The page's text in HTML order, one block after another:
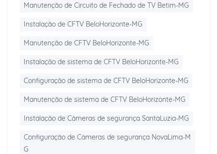
Manutenção de Circuito de Fechado de TV Betim-MG
Instalação de CFTV BeloHorizonte-MG
Manutenção de CFTV BeloHorizonte-MG
Instalação de sistema de CFTV BeloHorizonte-MG
Configuração de sistema de CFTV BeloHorizonte-MG
Manutenção de sistema de CFTV BeloHorizonte-MG
Instalação de Câmeras de segurança SantaLuzia-MG
Configuração de Câmeras de segurança NovaLima-M
G